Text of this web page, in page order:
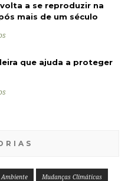
a se reproduzir na
mais de um século
que ajuda a proteger
Ambiente Mudanças Climáticas